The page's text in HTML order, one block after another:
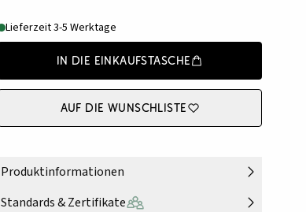
Lieferzeit 3-5 Werktage
In die Einkaufstasche
Auf die Wunschliste
Produktinformationen
Standards & Zertifikate